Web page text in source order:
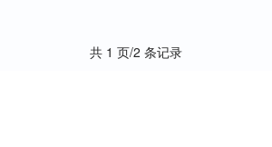
共 1 页/2 条记录